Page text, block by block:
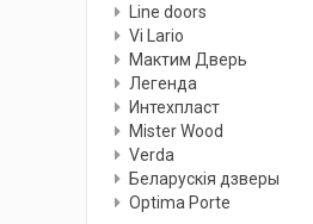
Line doors
Vi Lario
Мактим Дверь
Легенда
Интехпласт
Мister Wood
Verda
Беларускiя дзверы
Optima Porte